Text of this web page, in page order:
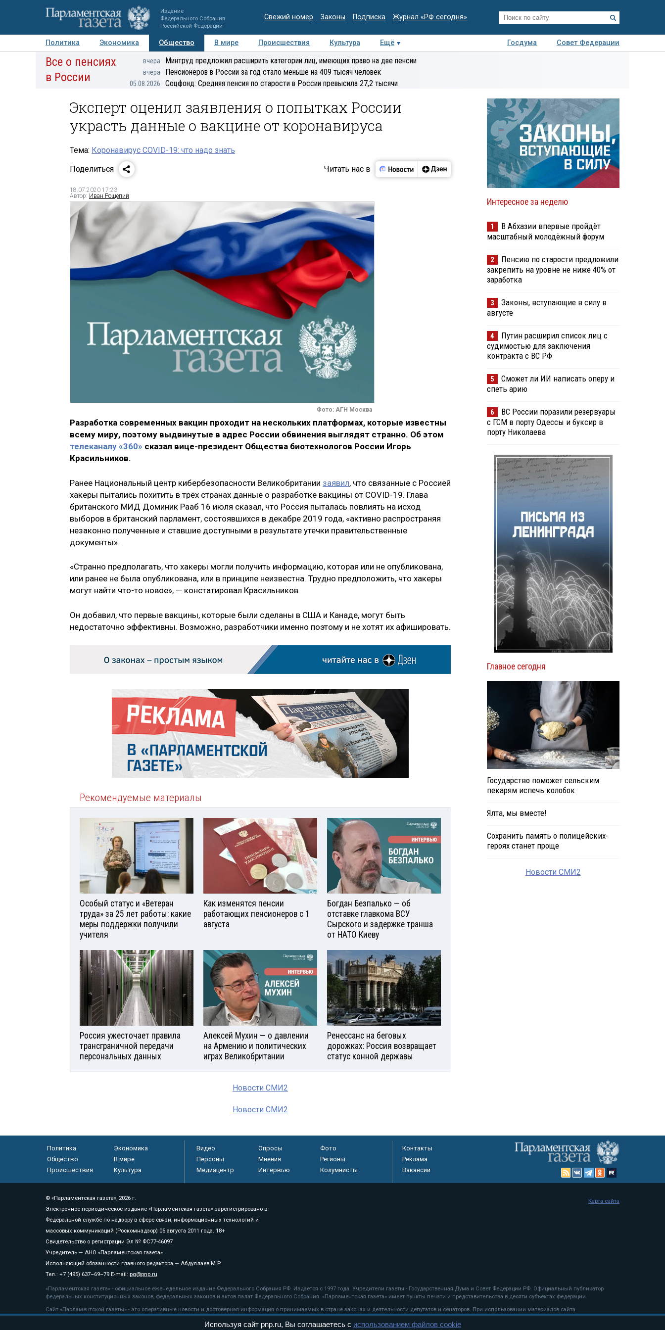
Издание
Федерального Собрания
Российской Федерации
Свежий номер Законы Подписка Журнал «РФ сегодня»
Политика Экономика Общество В мире Происшествия Культура Ещё Госдума
Совет Федерации
Авторы Персоны Мнения Регионы Медиацентр Интервью Колумнисты
Деловая
Все о пенсиях
в России
вчера Минтруд предложил расширить категории лиц, имеющих право на две пенсии
вчера Пенсионеров в России за год стало меньше на 409 тысяч человек
05.08.2026 Соцфонд: Средняя пенсия по старости в России превысила 27,2 тысячи
Эксперт оценил заявления о попытках России
украсть данные о вакцине от коронавируса
Тема: Коронавирус COVID-19: что надо знать
Поделиться
Читать нас в
18.07.2020 17:23
Автор: Иван Рощепий
Фото: АГН Москва
Разработка современных вакцин проходит на нескольких платформах, которые известны
всему миру, поэтому выдвинутые в адрес России обвинения выглядят странно. Об этом
телеканалу «360» сказал вице-президент Общества биотехнологов России Игорь
Красильников.
Ранее Национальный центр кибербезопасности Великобритании заявил, что связанные с Россией
хакеры пытались похитить в трёх странах данные о разработке вакцины от COVID-19. Глава
британского МИД Доминик Рааб 16 июля сказал, что Россия пыталась повлиять на исход
выборов в британский парламент, состоявшихся в декабре 2019 года, «активно распространяя
незаконно полученные и ставшие доступными в результате утечки правительственные
документы».
«Странно предполагать, что хакеры могли получить информацию, которая или не опубликована,
или ранее не была опубликована, или в принципе неизвестна. Трудно предположить, что хакеры
могут найти что-то новое», — констатировал Красильников.
Он добавил, что первые вакцины, которые были сделаны в США и Канаде, могут быть
недостаточно эффективны. Возможно, разработчики именно поэтому и не хотят их афишировать.
Рекомендуемые материалы
Особый статус и «Ветеран
труда» за 25 лет работы: какие
меры поддержки получили
учителя
Как изменятся пенсии
работающих пенсионеров с 1
августа
Богдан Безпалько — об
отставке главкома ВСУ
Сырского и задержке транша
от НАТО Киеву
Россия ужесточает правила
трансграничной передачи
персональных данных
Алексей Мухин — о давлении
на Армению и политических
играх Великобритании
Ренессанс на беговых
дорожках: Россия возвращает
статус конной державы
Новости СМИ2
Новости СМИ2
Интересное за неделю
1
В Абхазии впервые пройдёт
масштабный молодёжный форум
2
Пенсию по старости предложили
закрепить на уровне не ниже 40% от
заработка
3
Законы, вступающие в силу в
августе
4
Путин расширил список лиц с
судимостью для заключения
контракта с ВС РФ
5
Сможет ли ИИ написать оперу и
спеть арию
6
ВС России поразили резервуары
с ГСМ в порту Одессы и буксир в
порту Николаева
Главное сегодня
Государство поможет сельским
пекарям испечь колобок
Ялта, мы вместе!
Сохранить память о полицейских-
героях станет проще
Новости СМИ2
Политика
Экономика
Общество
В мире
Происшествия
Культура
Видео Опросы
Фото
Персоны
Мнения
Регионы
Медиацентр
Интервью Колумнисты
Контакты
Реклама
Вакансии
© «Парламентская газета», 2026 г.
Электронное периодическое издание «Парламентская газета» зарегистрировано в
Федеральной службе по надзору в сфере связи, информационных технологий и
массовых коммуникаций (Роскомнадзор) 05 августа 2011 года. 18+
Свидетельство о регистрации Эл № ФС77-46097
Учредитель — АНО «Парламентская газета»
Исполняющий обязанности главного редактора — Абдуллаев М.Р.
Тел.: +7 (495) 637–69–79 E-mail: pg@pnp.ru
«Парламентская газета» - официальное еженедельное издание Федерального Собрания РФ. Издается с 1997 года. Учредители газеты - Государственная Дума и Совет Федерации РФ. Официальный публикатор
федеральных конституционных законов, федеральных законов и актов палат Федерального Собрания. «Парламентская газета» имеет пункты печати и представительства в десяти субъектах федерации.
Сайт «Парламентской газеты» - это оперативные новости и достоверная информация о принимаемых в стране законах и деятельности депутатов и сенаторов. При использовании материалов сайта
«Парламентской газеты» активная ссылка на pnp.ru обязательна.
Карта сайта
Используя сайт pnp.ru, Вы соглашаетесь с использованием файлов cookie